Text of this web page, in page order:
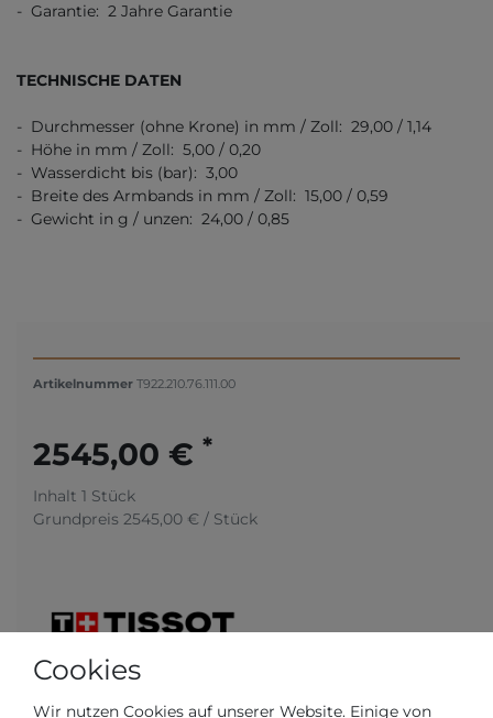
- Garantie: 2 Jahre Garantie
TECHNISCHE DATEN
- Durchmesser (ohne Krone) in mm / Zoll: 29,00 / 1,14
- Höhe in mm / Zoll: 5,00 / 0,20
- Wasserdicht bis (bar): 3,00
- Breite des Armbands in mm / Zoll: 15,00 / 0,59
- Gewicht in g / unzen: 24,00 / 0,85
Artikelnummer T922.210.76.111.00
2545,00 € *
Inhalt 1 Stück
Grundpreis 2545,00 € / Stück
Cookies
Wir nutzen Cookies auf unserer Website. Einige von